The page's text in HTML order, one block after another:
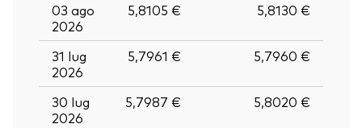
03 ago
2026
5,8105 € 5,8130 €
31 lug
2026
5,7961 € 5,7960 €
30 lug
2026
5,7987 € 5,8020 €